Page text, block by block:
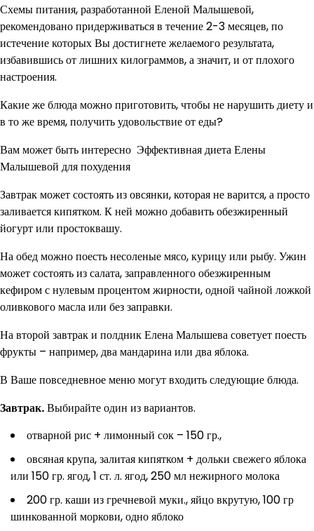
Схемы питания, разработанной Еленой Малышевой,
рекомендовано придерживаться в течение 2-3 месяцев, по
истечение которых Вы достигнете желаемого результата,
избавившись от лишних килограммов, а значит, и от плохого
настроения.
Какие же блюда можно приготовить, чтобы не нарушить диету и
в то же время, получить удовольствие от еды?
Вам может быть интересно Эффективная диета Елены
Малышевой для похудения
Завтрак может состоять из овсянки, которая не варится, а просто
заливается кипятком. К ней можно добавить обезжиренный
йогурт или простоквашу.
На обед можно поесть несоленые мясо, курицу или рыбу. Ужин
может состоять из салата, заправленного обезжиренным
кефиром с нулевым процентом жирности, одной чайной ложкой
оливкового масла или без заправки.
На второй завтрак и полдник Елена Малышева советует поесть
фрукты – например, два мандарина или два яблока.
В Ваше повседневное меню могут входить следующие блюда.
Завтрак.Выбирайте один из вариантов.
отварной рис + лимонный сок – 150 гр.,
овсяная крупа, залитая кипятком + дольки свежего яблока
или 150 гр. ягод, 1 ст. л. ягод, 250 мл нежирного молока
200 гр. каши из гречневой муки., яйцо вкрутую, 100 гр
шинкованной моркови, одно яблоко